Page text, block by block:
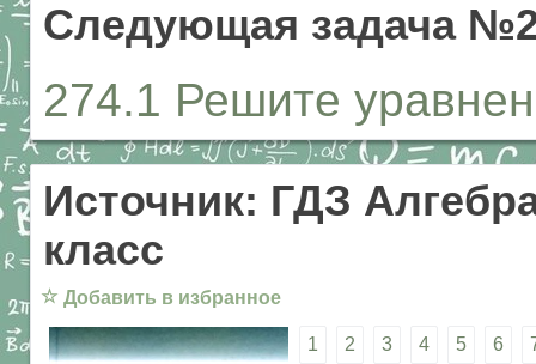
Следующая задача
274.1 Решите
Источник: ГДЗ
класс
☆ Добавить в избранное
1 2 3 4 5 6